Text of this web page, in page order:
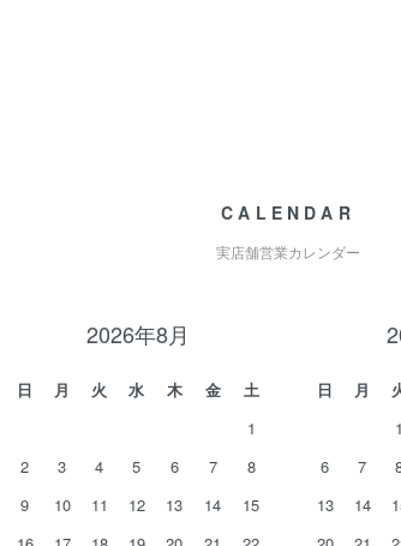
CALENDAR
実店舗営業カレンダー
2026年8月
日 月 火 水 木 金
土
1
2
3 4 5 6 7
8
9
10 11 12 13 14
15
日 月
1
6
7
13
14